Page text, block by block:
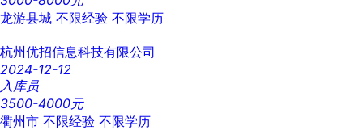
龙游县城 不限经验 不限学历
杭州优招信息科技有限公司
2024-12-12
入库员
3500-4000元
衢州市 不限经验 不限学历